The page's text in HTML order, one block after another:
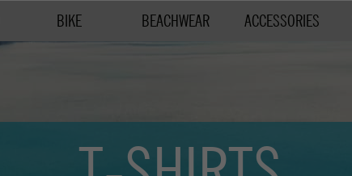
BIKE BEACHWEAR ACCESSORIES